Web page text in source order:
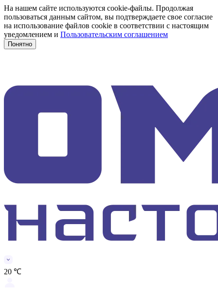
На нашем сайте используются cookie-файлы. Продолжая
пользоваться данным сайтом, вы подтверждаете свое согласие
на использование файлов cookie в соответствии с настоящим
уведомлением и Пользовательским соглашением
Понятно
20 ℃